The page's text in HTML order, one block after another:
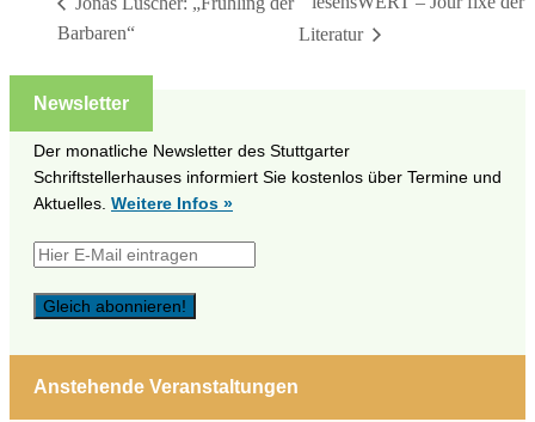
Barbaren“
Literatur
Newsletter
Der monatliche Newsletter des Stuttgarter
Schriftstellerhauses informiert Sie kostenlos über Termine und
Aktuelles. Weitere Infos »
Anstehende Veranstaltungen